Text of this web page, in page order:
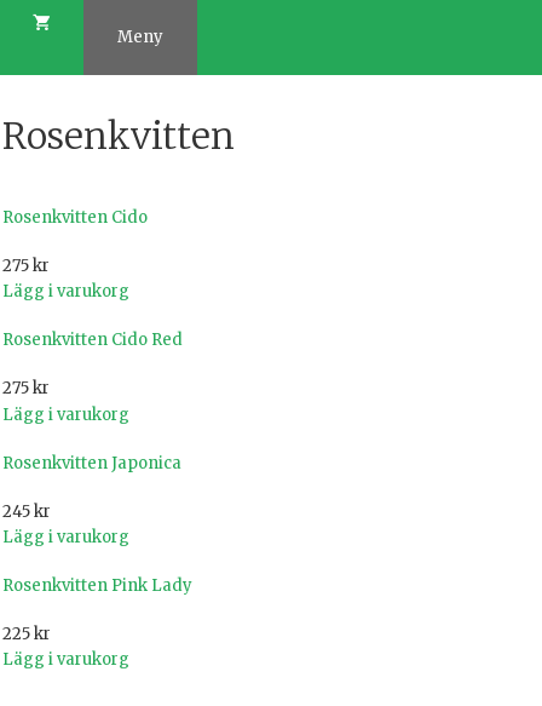
Hoppa
Meny
Rosenkvitten
Rosenkvitten Cido
275kr
Lägg i varukorg
Rosenkvitten Cido Red
275kr
Lägg i varukorg
Rosenkvitten Japonica
245kr
Lägg i varukorg
Rosenkvitten Pink Lady
225kr
Lägg i varukorg